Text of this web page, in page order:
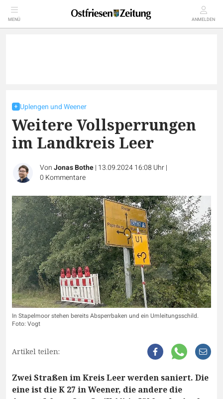
MENÜ ANMELDEN
Uplengen und Weener
Weitere Vollsperrungen
im Landkreis Leer
VonJonas Bothe| 13.09.2024 16:08 Uhr|
0 Kommentare
In Stapelmoor stehen bereits Absperrbaken und ein Umleitungsschild.
Foto: Vogt
Artikel teilen:
Zwei Straßen im Kreis Leer werden saniert. Die
eine ist die K 27 in Weener, die andere die